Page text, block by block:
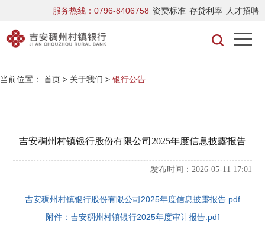
服务热线：0796-8406758 资费标准 存贷利率 人才招聘
当前位置： 首页 > 关于我们 > 银行公告
吉安稠州村镇银行股份有限公司2025年度信息披露报告
发布时间：2026-05-11 17:01
吉安稠州村镇银行股份有限公司2025年度信息披露报告.pdf
附件：吉安稠州村镇银行2025年度审计报告.pdf